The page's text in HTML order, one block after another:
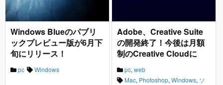
Windows Blueのパブリ
ックプレビュー版が6月下
旬にリリース！
pc Windows
Adobe、Creative Suite
の開発終了！今後は月額
制のCreative Cloudに
pc, web
Mac, Photoshop, Windows, ソ